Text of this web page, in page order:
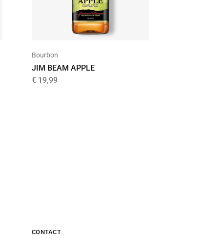
Bourbon
JIM BEAM APPLE
€ 19,99
CONTACT